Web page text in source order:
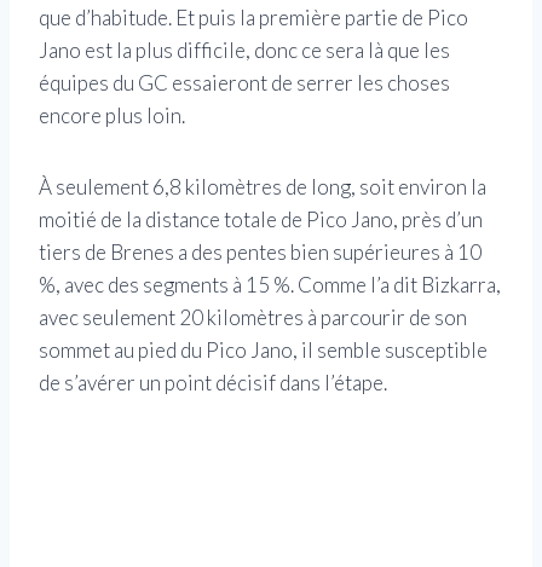
que d’habitude. Et puis la première partie de Pico
Jano est la plus difficile, donc ce sera là que les
équipes du GC essaieront de serrer les choses
encore plus loin.
À seulement 6,8 kilomètres de long, soit environ la
moitié de la distance totale de Pico Jano, près d’un
tiers de Brenes a des pentes bien supérieures à 10
%, avec des segments à 15 %. Comme l’a dit Bizkarra,
avec seulement 20 kilomètres à parcourir de son
sommet au pied du Pico Jano, il semble susceptible
de s’avérer un point décisif dans l’étape.